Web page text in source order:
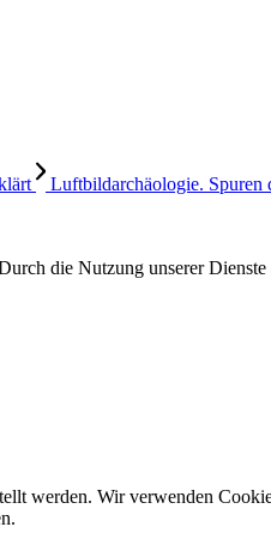
Luftbildarchäologie. Spuren
die Nutzung unserer
werden. Wir verwenden